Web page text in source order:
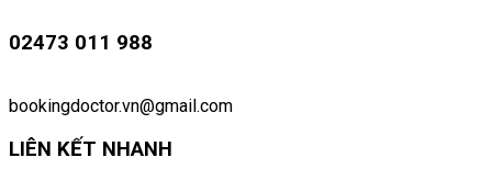
02473 011 988
bookingdoctor.vn@gmail.com
LIÊN KẾT NHANH